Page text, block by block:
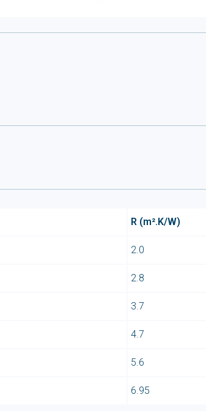
R (m².K/W)
2.0
2.8
3.7
4.7
5.6
6.95